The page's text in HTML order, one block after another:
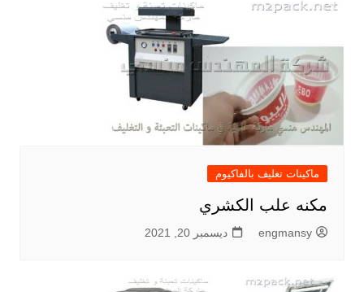
ماكينات تغليف بالفاكيوم
مكنه علب الكشري
engmansy ديسمبر 20, 2021